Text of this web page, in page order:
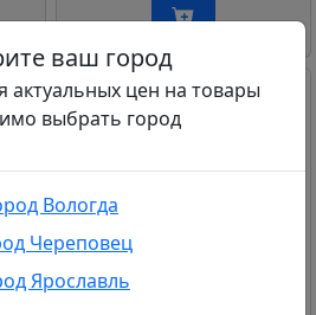
ваш город
актуальных цен на товары
выбрать город
Вологда
Череповец
ЯрославльАккумулятор FRANK